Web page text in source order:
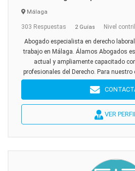
Málaga
303 Respuestas 2 Guías Nivel
Abogado especialista en derecho
trabajo en Málaga. Álamos Abogados
actual y ampliamente capacitado
profesionales del Derecho. Para
VER